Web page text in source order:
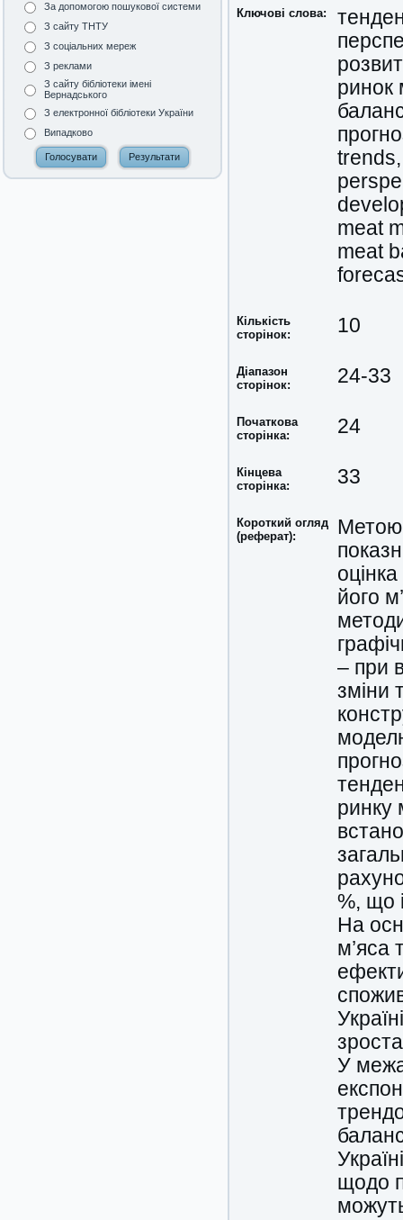
За допомогою пошукової системи
З сайту ТНТУ
З соціальних мереж
З реклами
З сайту бібліотеки імені
Вернадського
З електронної бібліотеки України
Випадково
Ключові слова:
ринок
trends,
meat
meat
Кількість
сторінок:
10
Діапазон
сторінок:
24-33
Початкова
сторінка:
24
Кінцева
сторінка:
33
Короткий огляд
(реферат):
Метою
його
– при
зміни
ринку
%, що
На
м’яса
У
щодо